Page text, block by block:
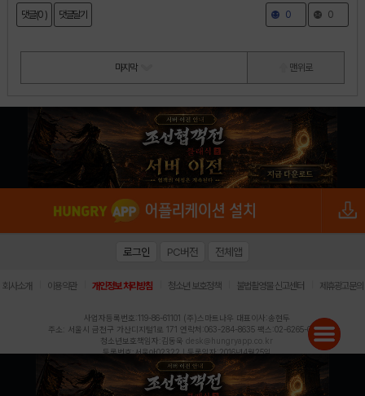
댓글(0 ) 댓글달기 0 0
마지막 맨 위로
로그인 PC버전 전체앱
회사소개 이용약관 개인정보 처리방침 청소년 보호정책 불법촬영물 신고센터 제휴광고문의
사업자등록번호:119-86-61101 (주)스마트나우 대표이사:송현두
주소: 서울시 금천구 가산디지털1로 171 연락처:063-284-8635 팩스:02-6265-0377
청소년보호책임자:김동욱 desk@hungryapp.co.kr
등록번호:서울아02322 | 등록일자:2016년4월25일
발행인:(주)스마트나우 송현두 | 편집인:김동욱
헝그리앱의 콘텐츠 및 기사는 저작권법의 보호를 받으므로, 무단 전재, 복사, 배포 등을 금합니다.